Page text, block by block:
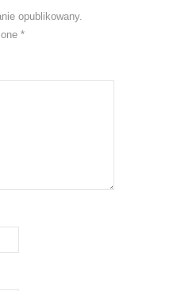
opublikowany.
*